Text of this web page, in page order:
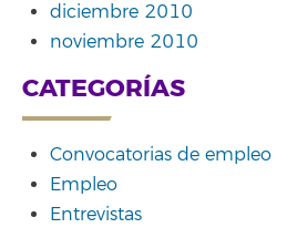
diciembre 2010
noviembre 2010
CATEGORÍAS
Convocatorias de empleo
Empleo
Entrevistas